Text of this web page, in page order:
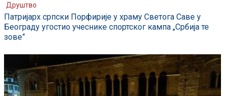
Друштво
Патријарх српски Порфирије у храму Светога Саве у
Београду угостио учеснике спортског кампа „Србија те
зове”